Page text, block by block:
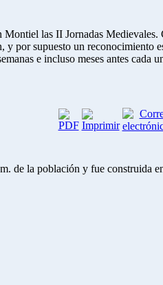
las II Jornadas
por supuesto un reconocimiento
e incluso meses antes cada
de la población y fue construida